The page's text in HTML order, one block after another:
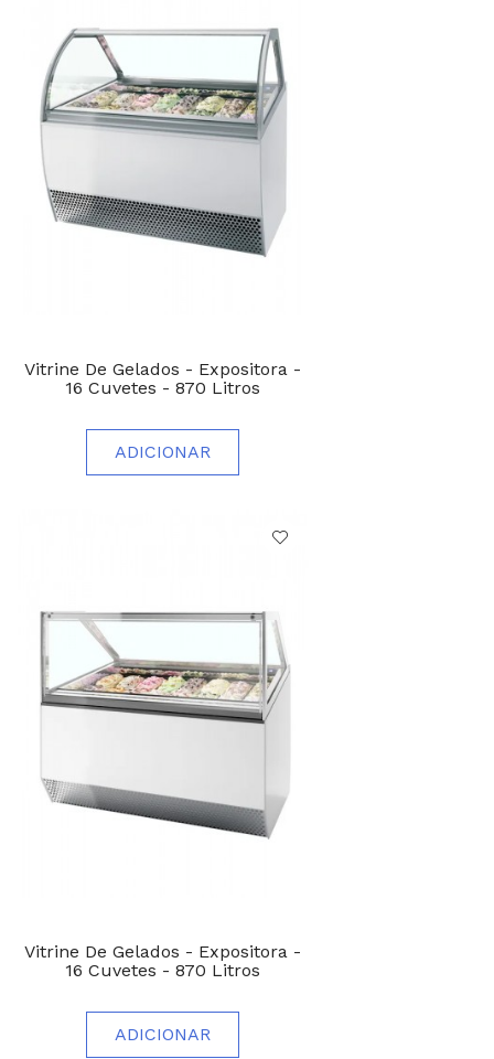
Vitrine De Gelados - Expositora -
16 Cuvetes - 870 Litros
ADICIONAR
Vitrine De Gelados - Expositora -
16 Cuvetes - 870 Litros
ADICIONAR